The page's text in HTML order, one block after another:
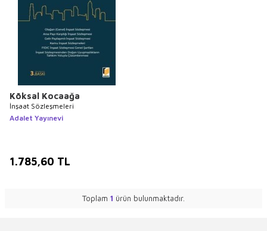
Köksal Kocaağa
İnşaat Sözleşmeleri
Adalet Yayınevi
1.785,60 TL
Toplam 1 ürün bulunmaktadır.